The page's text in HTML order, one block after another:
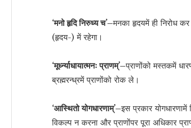
‘मनो हृदि निरुध्य च’–मनका हृदयमें ही निरोध
(हृदय-) में रहेगा।
‘मूर्ध्न्याधायात्मनः प्राणम्’–प्राणोंको मस्तकमें
ब्रह्मरन्ध्रमें प्राणोंको रोक ले।
‘आस्थितो योगधारणाम्’–इस प्रकार
विकल्प न करना और प्राणोंपर पूरा अधिकार